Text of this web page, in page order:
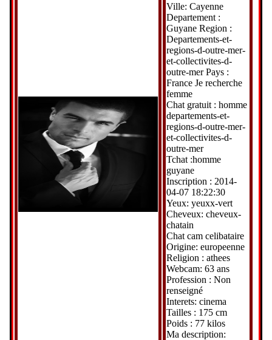
Ville: Cayenne
Departement :
Guyane Region :
Departements-et-
regions-d-outre-mer-
et-collectivites-d-
outre-mer Pays :
France Je recherche
femme
Chat gratuit : homme
departements-et-
regions-d-outre-mer-
et-collectivites-d-
outre-mer
Tchat :homme
guyane
Inscription : 2014-
04-07 18:22:30
Yeux: yeuxx-vert
Cheveux: cheveux-
chatain
Chat cam celibataire
Origine: europeenne
Religion : athees
Webcam: 63 ans
Profession : Non
renseigné
Interets: cinema
Tailles : 175 cm
Poids : 77 kilos
Ma description: